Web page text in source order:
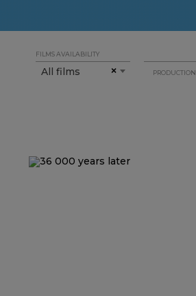
FILMS AVAILABILITY
×
All films PRODUCTION